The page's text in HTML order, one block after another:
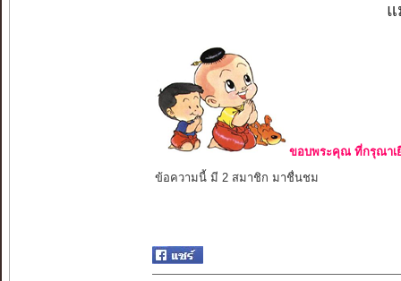
แ
ขอบพระคุณ ที่กรุณาเ
ข้อความนี้ มี 2 สมาชิก มาชื่นชม